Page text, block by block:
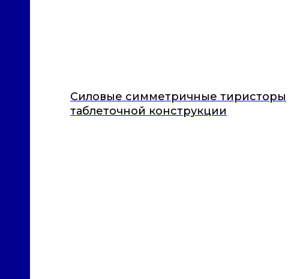
Силовые симметричные тиристоры
таблеточной конструкции